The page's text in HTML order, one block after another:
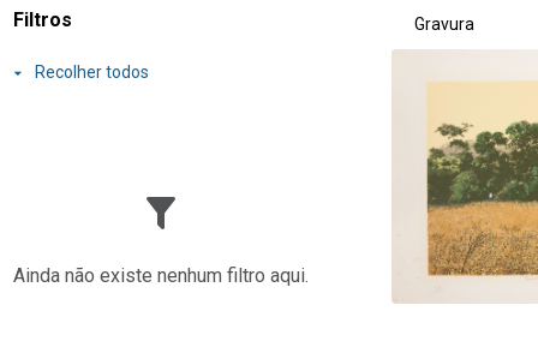
Filtros
Recolher todos
Ainda não existe nenhum filtro aqui.
Resultados da
Gravura